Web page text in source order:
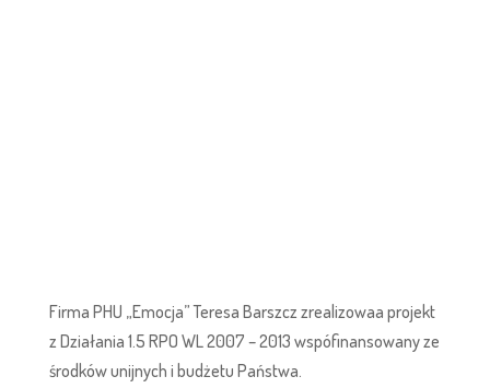
Firma PHU „Emocja” Teresa Barszcz zrealizowaa projekt
z Działania 1.5 RPO WL 2007 – 2013 wspófinansowany ze
środków unijnych i budżetu Państwa.